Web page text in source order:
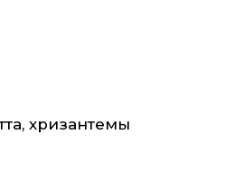
хризантемы